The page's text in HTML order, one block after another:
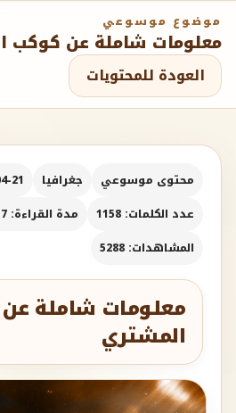
موضوع موسوعي
معلومات شاملة عن كوكب
العودة للمحتويات
محتوى موسوعي جغرافيا
21
عدد الكلمات: 1158
مدة القراءة: 7 د
المشاهدات: 5288
معلومات شاملة
المشتري